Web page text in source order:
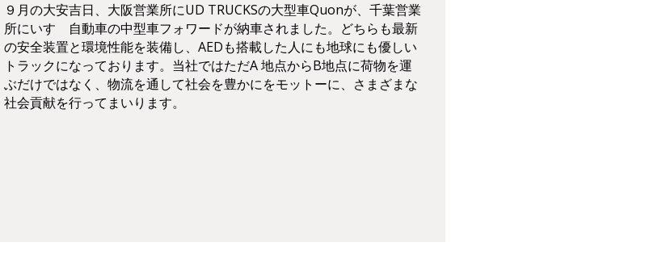
９月の大安吉日、大阪営業所にUD TRUCKSの大型車Quonが、千葉営業
所にいすゞ自動車の中型車フォワードが納車されました。どちらも最新
の安全装置と環境性能を装備し、AEDも搭載した人にも地球にも優しい
トラックになっております。当社ではただA 地点からB地点に荷物を運
ぶだけではなく、物流を通して社会を豊かにをモットーに、さまざまな
社会貢献を行ってまいります。